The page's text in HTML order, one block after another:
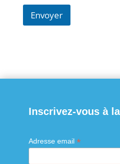
l
o
Envoyer
Inscrivez-vous à
Adresse email *